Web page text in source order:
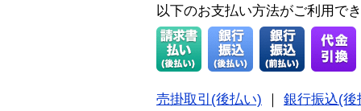
以下のお支払い方法がご利用で
売掛取引(後払い)
銀行振込(後